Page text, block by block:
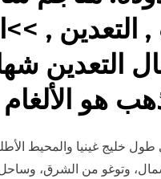
, التعدين ,
التعدين
طول خليج غينيا والمحيط
وتوغو من الشرق،